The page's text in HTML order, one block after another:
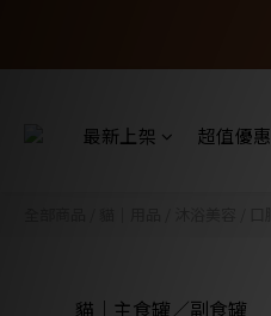
最新上架 超值優惠
貓｜主食罐／副食罐